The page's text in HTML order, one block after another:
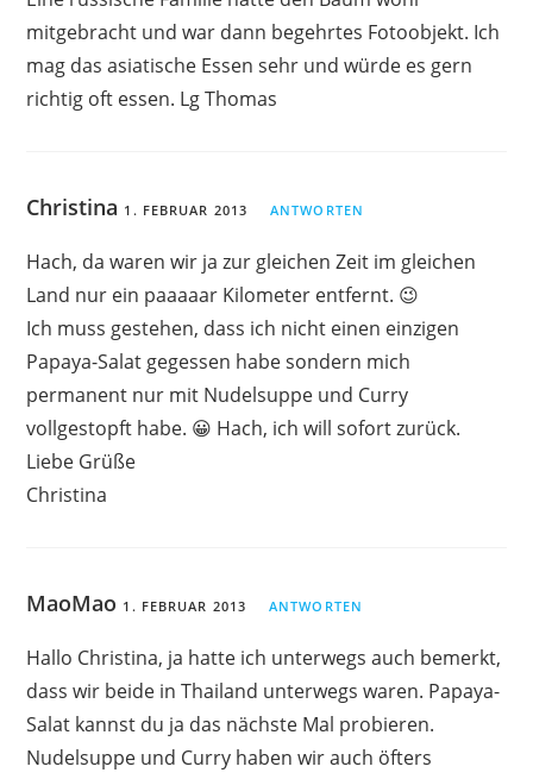
mitgebracht und war dann begehrtes Fotoobjekt. Ich
mag das asiatische Essen sehr und würde es gern
richtig oft essen. Lg Thomas
Christina 1. FEBRUAR 2013 ANTWORTEN
Hach, da waren wir ja zur gleichen Zeit im gleichen
Land nur ein paaaaar Kilometer entfernt. 😉
Ich muss gestehen, dass ich nicht einen einzigen
Papaya-Salat gegessen habe sondern mich
permanent nur mit Nudelsuppe und Curry
vollgestopft habe. 😀 Hach, ich will sofort zurück.
Liebe Grüße
Christina
MaoMao 1. FEBRUAR 2013 ANTWORTEN
Hallo Christina, ja hatte ich unterwegs auch bemerkt,
dass wir beide in Thailand unterwegs waren. Papaya-
Salat kannst du ja das nächste Mal probieren.
Nudelsuppe und Curry haben wir auch öfters